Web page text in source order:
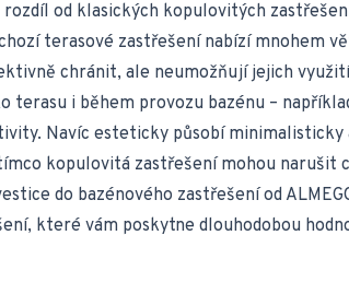
rozdíl od klasických kopulovitých
terasové zastřešení nabízí mnohem
chránit, ale neumožňují jejich
terasu i během provozu bazénu –
Navíc esteticky působí minimalisticky
kopulovitá zastřešení mohou narušit
do bazénového zastřešení od
které vám poskytne dlouhodobou